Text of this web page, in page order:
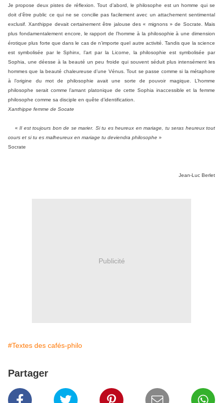
Je propose deux pistes de réflexion. Tout d’abord, le philosophe est un homme qui se
doit d’être public ce qui ne se concilie pas facilement avec un attachement sentimental
exclusif. Xanthippe devait certainement être jalouse des « mignons » de Socrate. Mais
plus fondamentalement encore, le rapport de l’homme à la philosophie à une dimension
érotique plus forte que dans le cas de n’importe quel autre activité. Tandis que la science
est symbolisée par le Sphinx, l’art par la Licorne, la philosophie est symbolisée par
Sophia, une déesse à la beauté un peu froide qui souvent séduit plus intensément les
hommes que la beauté chaleureuse d’une Vénus. Tout se passe comme si la métaphore
à l’origine du mot de philosophie avait une sorte de pouvoir magique. L’homme
philosophe serait comme l’amant platonique de cette Sophia inaccessible et la femme
philosophe comme sa disciple en quête d’identification.
Xanthippe femme de Socate
«Il est toujours bon de se marier. Si tu es heureux en mariage, tu seras heureux tout
cours et si tu es malheureux en mariage tu deviendra philosophe »
Socrate
Jean-Luc Berlet
Publicité
#Textes des cafés-philo
Partager